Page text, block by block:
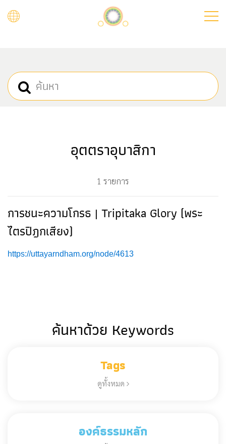
อุตตราอุบาสิกา
1 รายการ
การชนะความโกรธ | Tripitaka Glory (พระ
ไตรปิฎกเสียง)
https://uttayarndham.org/node/4613
ค้นหาด้วย Keywords
Tags
ดูทั้งหมด
องค์ธรรมหลัก